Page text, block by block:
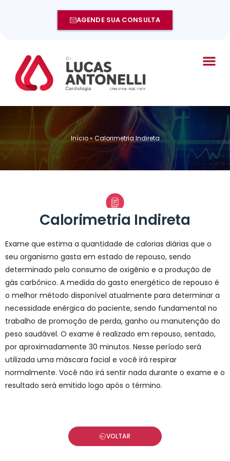
AGENDE SUA CONSULTA
Início» Calorimetria Indireta
Calorimetria Indireta
Exame que estima a quantidade de calorias diárias que o
seu organismo gasta em estado de repouso, sendo
determinado pelo consumo de oxigênio e a produção de
gás carbônico. A medida do gasto energético de repouso é
o melhor método disponível atualmente para determinar a
necessidade enérgica do paciente, sendo fundamental no
trabalho de promoção de perda, ganho ou manutenção do
peso saudável. O exame é realizado em repouso, sentado,
por aproximadamente 30 minutos. Nesse período será
utilizada uma máscara facial e você irá respirar
normalmente. Você não irá sentir nada durante o exame e o
resultado será emitido logo após o término.
VOLTAR